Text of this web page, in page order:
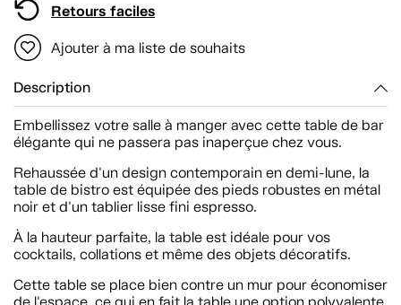
Retours faciles
Ajouter à ma liste de souhaits
Description
Embellissez votre salle à manger avec cette table de bar
élégante qui ne passera pas inaperçue chez vous.
Rehaussée d'un design contemporain en demi-lune, la
table de bistro est équipée des pieds robustes en métal
noir et d'un tablier lisse fini espresso.
À la hauteur parfaite, la table est idéale pour vos
cocktails, collations et même des objets décoratifs.
Cette table se place bien contre un mur pour économiser